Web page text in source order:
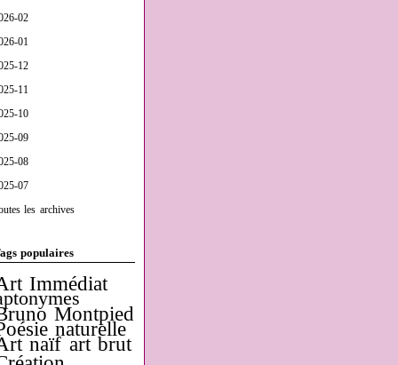
02
01
12
11
10
09
08
07
les archives
populaires
Immédiat
Montpied
naturelle
naïf art brut